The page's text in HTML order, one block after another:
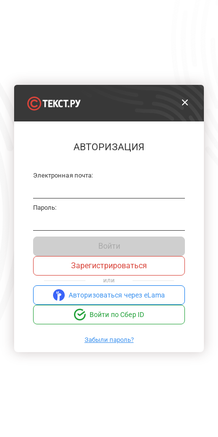
АВТОРИЗАЦИЯ
Электронная почта:
Пароль:
Войти
Зарегистрироваться
или
Авторизоваться через eLama
Войти по Сбер ID
Забыли пароль?